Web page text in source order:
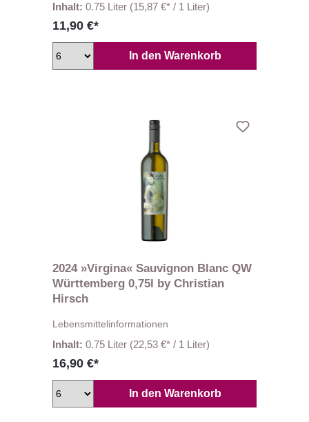
Inhalt: 0.75 Liter (15,87 €* / 1 Liter)
11,90 €*
In den Warenkorb
2024 »Virgina« Sauvignon Blanc QW
Württemberg 0,75l by Christian
Hirsch
Lebensmittelinformationen
Inhalt: 0.75 Liter (22,53 €* / 1 Liter)
16,90 €*
In den Warenkorb